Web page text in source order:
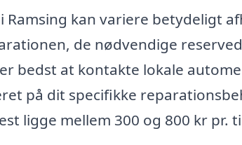
Ramsing kan variere betydeligt
de nødvendige
bedst at kontakte lokale
på dit specifikke
ligge mellem 300 og 800 kr pr.